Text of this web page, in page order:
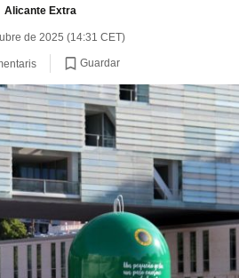
Alicante Extra
de 2025 (14:31 CET)
Guardar